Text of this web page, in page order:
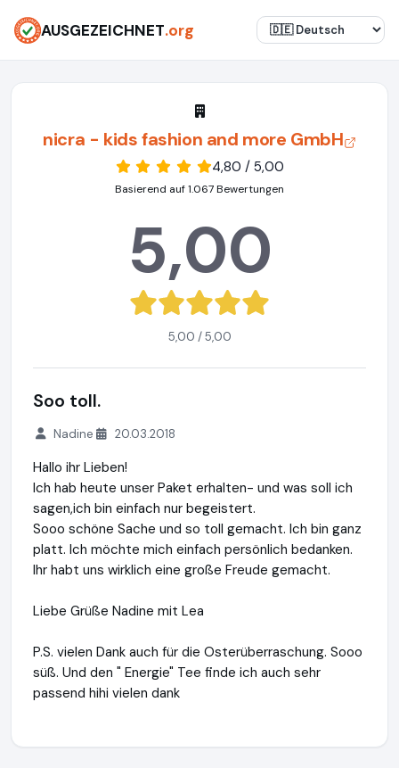
AUSGEZEICHNET.org
nicra - kids fashion and more GmbH
4,80 / 5,00
Basierend auf 1.067 Bewertungen
5,00
5,00 / 5,00
Soo toll.
Nadine 20.03.2018
Hallo ihr Lieben!
Ich hab heute unser Paket erhalten- und was soll ich
sagen,ich bin einfach nur begeistert.
Sooo schöne Sache und so toll gemacht. Ich bin ganz
platt. Ich möchte mich einfach persönlich bedanken.
Ihr habt uns wirklich eine große Freude gemacht.
Liebe Grüße Nadine mit Lea
P.S. vielen Dank auch für die Osterüberraschung. Sooo
süß. Und den " Energie" Tee finde ich auch sehr
passend hihi vielen dank